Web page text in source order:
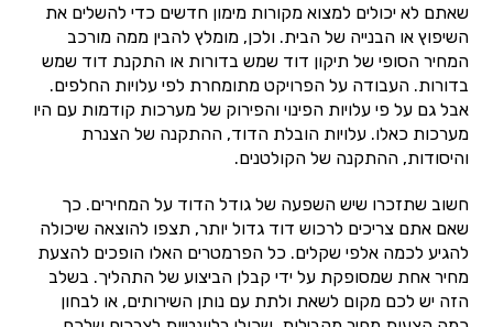
שאתם לא יכולים למצוא מקורות מימון חדשים כדי להשלים את
השיפוץ או הבנייה של הבית. ולכן, מומלץ להבין ממה מורכב
המחיר הסופי של תיקון דוד שמש בדורות או התקנת דוד שמש
בדורות. העבודה על הפרויקט מתומחרת לפי עלויות החלפים.
אבל גם על פי עלויות הפינוי והפירוק של מערכות קודמות עם היו
מערכות כאלו. עלויות הובלת הדוד, ההתקנה של הצנרת
והיסודות, ההתקנה של הקולטנים.
חשוב שתזכרו שיש השפעה של גודל הדוד על המחירים. כך
שאם אתם צריכים לרכוש דוד גדול יותר, תצפו להוצאה שיכולה
להגיע לכמה אלפי שקלים. כל הפרמטרים האלו הופכים להצעת
מחיר אחת שמסופקת על ידי קבלן הביצוע של התהליך. בשלב
הזה יש לכם מקום לשאת ולתת עם נותן השירותים, או לבחון